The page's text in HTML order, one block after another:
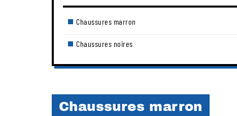
Chaussures marron
Chaussures noires
Chaussures marron